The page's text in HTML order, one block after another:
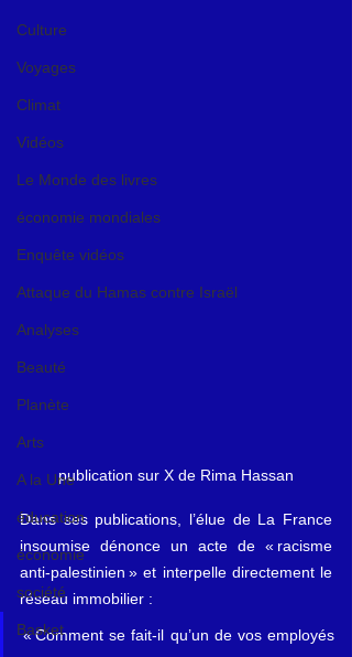
Culture
Voyages
Climat
Vidéos
Le Monde des livres
économie mondiales
Enquête vidéos
Attaque du Hamas contre Israël
Analyses
Beauté
Planète
Arts
A la Une
éducation
économie
société
Basket
publication sur X de Rima Hassan
Dans ses publications, l’élue de La France
insoumise dénonce un acte de « racisme
anti-palestinien » et interpelle directement le
réseau immobilier :
« Comment se fait-il qu’un de vos employés